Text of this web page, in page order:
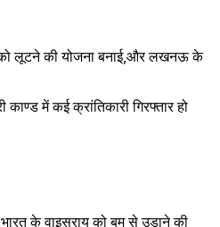
लूटने की योजना बनाई,और लखनऊ के
गिरफ्तार हो
के वाइसराय को बम से उड़ाने की